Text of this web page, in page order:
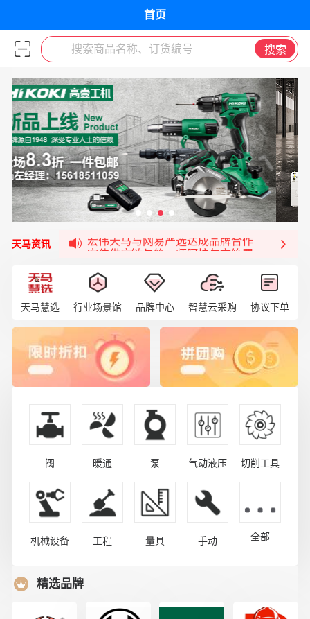
首页
搜索商品名称、订货编号 搜索
天马资讯
签约喜讯 | 宏伟与中铝集团成功签约！
福清核电—WD-40产品交流会圆满结束
天马慧选 行业场景馆 品牌中心 智慧云采购 协议下单
阀 暖通 泵 气动液压 切削工具
机械设备 工程 量具 手动 全部
精选品牌